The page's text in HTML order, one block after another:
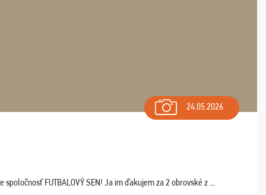
24.05.2026
FUTBALOVÝ SEN! Ja im ďakujem za 2 obrovské z ...